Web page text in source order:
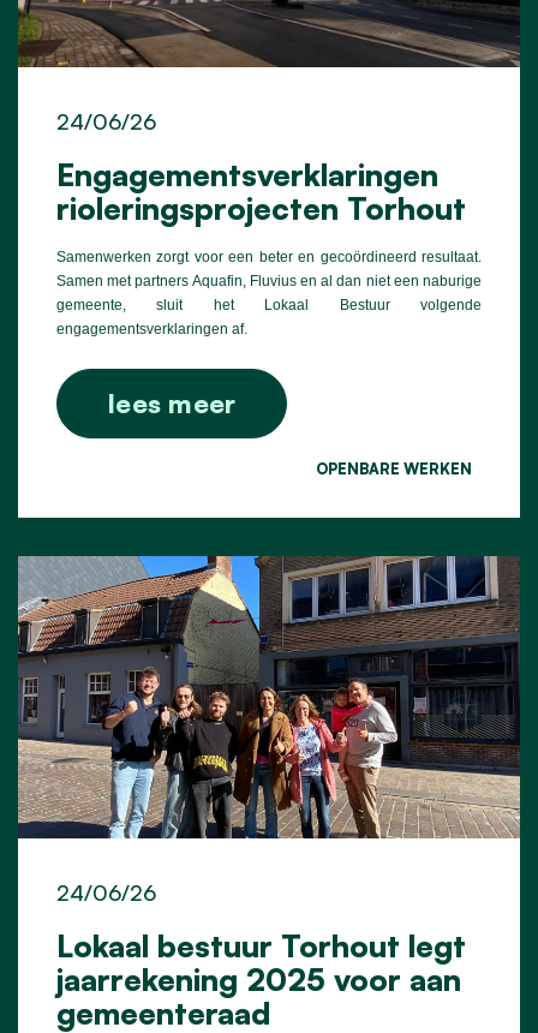
Engagementsverklaringen
rioleringsprojecten Torhout
24/06/26
Samenwerken zorgt voor een beter en gecoördineerd resultaat.
Samen met partners Aquafin, Fluvius en al dan niet een naburige
gemeente, sluit het Lokaal Bestuur volgende
engagementsverklaringen af.
lees meer
OPENBARE WERKEN
Lokaal bestuur Torhout legt
jaarrekening 2025 voor aan
gemeenteraad
24/06/26